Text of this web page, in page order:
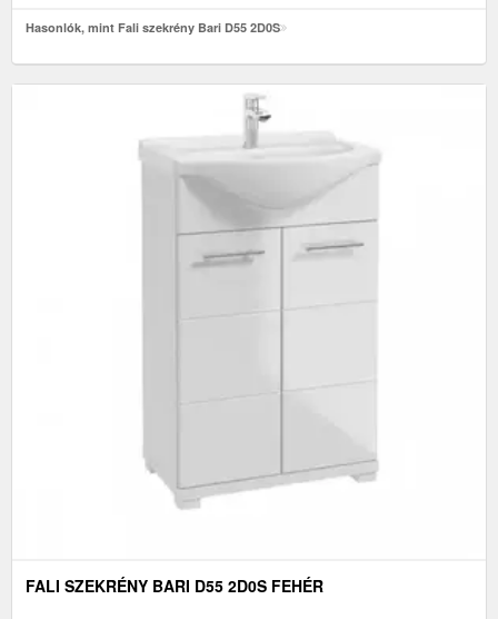
Hasonlók, mint Fali szekrény Bari D55 2D0S
FALI SZEKRÉNY BARI D55 2D0S FEHÉR